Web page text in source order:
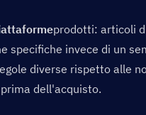
prodotti: articoli
invece di un
diverse rispetto alle
dell'acquisto.